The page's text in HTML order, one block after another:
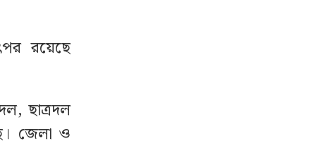
রয়েছে
ছাত্রদল
জেলা ও